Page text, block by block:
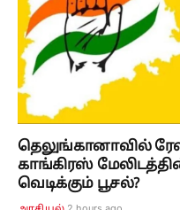
தெலுங்கானாவில்
காங்கிரஸ் மேலிடத்தின்
வெடிக்கும் பூசல்?